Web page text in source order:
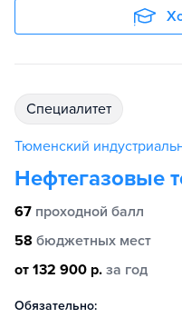
специалитет
Тюменский
Нефтегазовые
67 проходной балл
58 бюджетных мест
от 132 900 р. за год
Обязательно: